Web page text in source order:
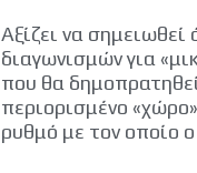
Αξίζει να
διαγωνισμών για
που θα
περιορισμένο
ρυθμό με τον οποίο